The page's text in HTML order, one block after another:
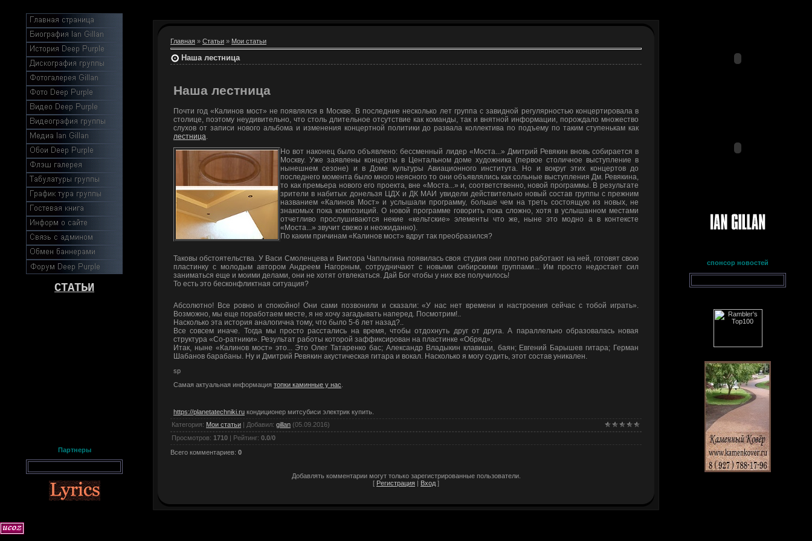
СТАТЬИ
Партнеры
Главная » Статьи » Мои статьи
Наша лестница
Наша лестница
Почти год «Калинов мост» не появлялся в Москве. В последние несколько лет группа с завидной регулярностью концертировала в
столице, поэтому неудивительно, что столь длительное отсутствие как команды, так и внятной информации, порождало множество
слухов от записи нового альбома и изменения концертной политики до развала коллектива по подъему по таким ступенькам как
лестница.
Но вот наконец было объявлено: бессменный лидер «Моста...» Дмитрий Ревякин вновь собирается в
Москву. Уже заявлены концерты в Центальном доме художника (первое столичное выступление в
нынешнем сезоне) и в Доме культуры Авиационного института. Но и вокруг этих концертов до
последнего момента было много неясного то они объявлялись как сольные выступления Дм. Ревякина,
то как премьера нового его проекта, вне «Моста...» и, соответственно, новой программы. В результате
зрители в набитых донельзя ЦДХ и ДК МАИ увидели действительно новый состав группы с прежним
названием «Калинов Мост» и услышали программу, больше чем на треть состоящую из новых, не
знакомых пока композиций. О новой программе говорить пока сложно, хотя в услышанном местами
отчетливо прослушиваются некие «кельтские» элементы что же, ныне это модно а в контексте
«Моста...» звучит свежо и неожиданно).
По каким причинам «Калинов мост» вдруг так преобразился?
Таковы обстоятельства. У Васи Смоленцева и Виктора Чаплыгина появилась своя студия они плотно работают на ней, готовят свою
пластинку с молодым автором Андреем Нагорным, сотрудничают с новыми сибирскими группами... Им просто недостает сил
заниматься еще и моими делами, они не хотят отвлекаться. Дай Бог чтобы у них все получилось!
То есть это бесконфликтная ситуация?
Абсолютно! Все ровно и спокойно! Они сами позвонили и сказали: «У нас нет времени и настроения сейчас с тобой играть».
Возможно, мы еще поработаем месте, я не хочу загадывать наперед. Посмотрим!..
Насколько эта история аналогична тому, что было 5-6 лет назад?..
Все совсем иначе. Тогда мы просто расстались на время, чтобы отдохнуть друг от друга. А параллельно образовалась новая
структура «Со-ратники». Результат работы которой заффиксирован на пластинке «Обряд».
Итак, ныне «Калинов мост» это... Это Олег Татаренко бас; Александр Владыкин клавиши, баян; Евгений Барышев гитара; Герман
Шабанов барабаны. Ну и Дмитрий Ревякин акустическая гитара и вокал. Насколько я могу судить, этот состав уникален.
sp
Самая актуальная информация топки каминные у нас
https://planetatechniki.ru кондиционер митсубиси электрик купить.
Категория: Мои статьи | Добавил: gillan (05.09.2016)
Просмотров: 1710 | Рейтинг: 0.0/0
Всего комментариев: 0
Добавлять комментарии могут только зарегистрированные пользователи.
[ Регистрация | Вход ]
спонсор новостей